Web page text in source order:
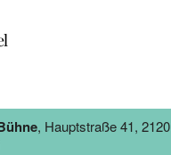
, Hauptstraße 41, 2120